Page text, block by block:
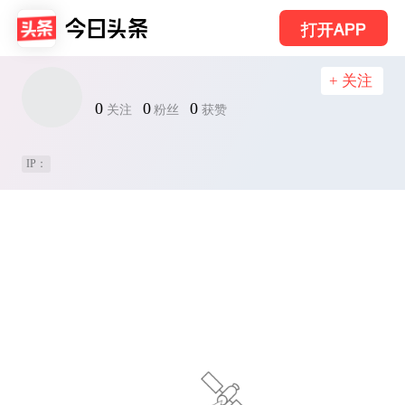
打开APP
0 关注 0 粉丝 0 获赞
+ 关注
IP：